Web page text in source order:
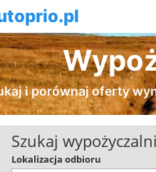
i porównaj oferty
Szukaj wypożyczalni
Lokalizacja odbioru